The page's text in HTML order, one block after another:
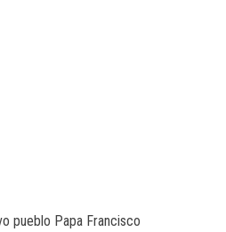
pueblo Papa Francisco